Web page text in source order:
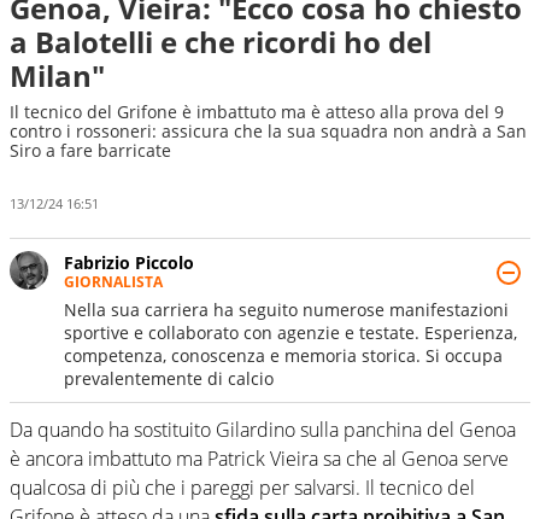
a Balotelli e che ricordi ho del
Milan"
Il tecnico del Grifone è imbattuto ma è atteso alla prova del 9
contro i rossoneri: assicura che la sua squadra non andrà a San
Siro a fare barricate
13/12/24 16:51
Fabrizio Piccolo
GIORNALISTA
Nella sua carriera ha seguito numerose manifestazioni
sportive e collaborato con agenzie e testate. Esperienza,
competenza, conoscenza e memoria storica. Si occupa
prevalentemente di calcio
Da quando ha sostituito Gilardino sulla panchina del Genoa
è ancora imbattuto ma Patrick Vieira sa che al Genoa serve
qualcosa di più che i pareggi per salvarsi. Il tecnico del